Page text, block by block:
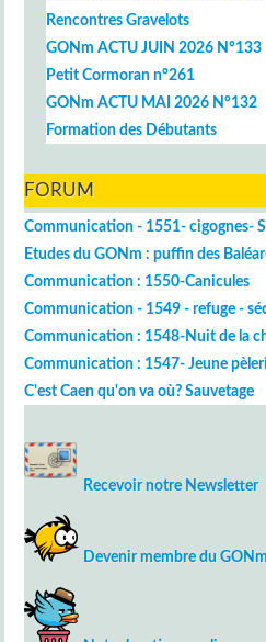
Rencontres Gravelots
GONm ACTU JUIN 2026 N°133
Petit Cormoran n°261
GONm ACTU MAI 2026 N°132
Formation des Débutants
FORUM
Communication - 1551- cigognes-
Etudes du GONm : puffin des
Communication : 1550-Canicules
Communication - 1549 - refuge -
Communication : 1548-Nuit de la
Communication : 1547- Jeune
C'est Caen qu'on va où? Sauvetage
Recevoir notre Newsletter
Devenir membre du GONm